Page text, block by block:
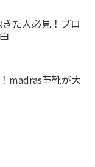
た人必見！プロ
madras革靴が大